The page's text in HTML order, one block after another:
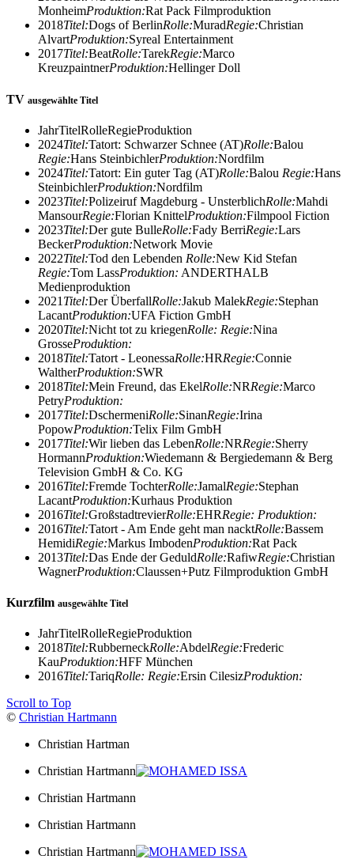
MonheimProduktion:Rat Pack Filmproduktion
2018Titel:Dogs of BerlinRolle:MuradRegie:Christian
AlvartProduktion:Syreal Entertainment
2017Titel:BeatRolle:TarekRegie:Marco
KreuzpaintnerProduktion:Hellinger Doll
TV ausgewählte Titel
JahrTitelRolleRegieProduktion
2024Titel:Tatort: Schwarzer Schnee (AT)Rolle:Balou
Regie:Hans SteinbichlerProduktion:Nordfilm
2024Titel:Tatort: Ein guter Tag (AT)Rolle:Balou Regie:Hans
SteinbichlerProduktion:Nordfilm
2023Titel:Polizeiruf Magdeburg - UnsterblichRolle:Mahdi
MansourRegie:Florian KnittelProduktion:Filmpool Fiction
2023Titel:Der gute BulleRolle:Fady BerriRegie:Lars
BeckerProduktion:Network Movie
2022Titel:Tod den Lebenden Rolle:New Kid Stefan
Regie:Tom LassProduktion: ANDERTHALB
Medienproduktion
2021 Titel:Der ÜberfallRolle:Jakub MalekRegie:Stephan
LacantProduktion:UFA Fiction GmbH
2020Titel:Nicht tot zu kriegenRolle: Regie:Nina
GrosseProduktion:
2018Titel:Tatort - LeonessaRolle:HRRegie:Connie
WaltherProduktion:SWR
2018Titel:Mein Freund, das EkelRolle:NRRegie:Marco
PetryProduktion:
2017Titel:DschermeniRolle:SinanRegie:Irina
PopowProduktion:Telix Film GmbH
2017Titel:Wir lieben das LebenRolle:NRRegie:Sherry
HormannProduktion:Wiedemann & Bergiedemann & Berg
Television GmbH & Co. KG
2016Titel:Fremde TochterRolle:JamalRegie:Stephan
LacantProduktion:Kurhaus Produktion
2016Titel:GroßstadtrevierRolle:EHRRegie: Produktion:
2016Titel:Tatort - Am Ende geht man nacktRolle:Bassem
HemidiRegie:Markus ImbodenProduktion:Rat Pack
2013Titel:Das Ende der GeduldRolle:RafiwRegie:Christian
WagnerProduktion:Claussen+Putz Filmproduktion GmbH
Kurzfilm ausgewählte Titel
JahrTitelRolleRegieProduktion
2018Titel:RubberneckRolle:AbdelRegie:Frederic
KauProduktion:HFF München
2016Titel:TariqRolle: Regie:Ersin CilesizProduktion:
Scroll to Top
© Christian Hartmann
Christian Hartman
Christian Hartmann
Christian Hartmann
Christian Hartmann
Christian Hartmann